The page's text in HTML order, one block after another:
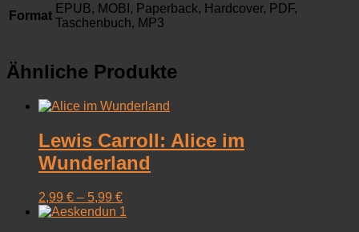
Format
EPUB, MOBI, Paperback, Hardcover, PDF,
Taschenbuch, MP3
Ähnliche Produkte
Lewis Carroll: Alice im
Wunderland
2,99 € – 5,99 €